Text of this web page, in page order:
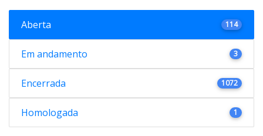
Aberta 114
Em andamento 3
Encerrada 1072
Homologada 1